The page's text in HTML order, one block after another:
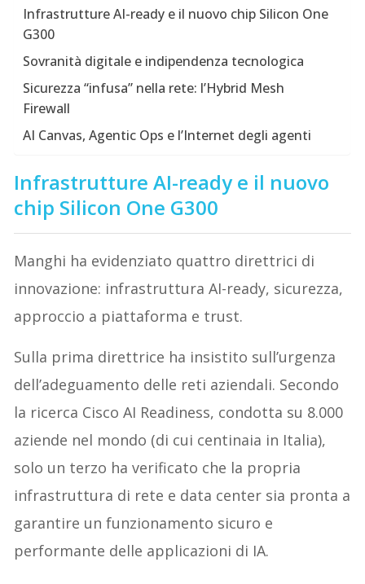
Infrastrutture AI-ready e il nuovo chip Silicon One
G300
Sovranità digitale e indipendenza tecnologica
Sicurezza “infusa” nella rete: l’Hybrid Mesh
Firewall
AI Canvas, Agentic Ops e l’Internet degli agenti
Infrastrutture AI-ready e il nuovo
chip Silicon One G300
Manghi ha evidenziato quattro direttrici di
innovazione: infrastruttura AI-ready, sicurezza,
approccio a piattaforma e trust.
Sulla prima direttrice ha insistito sull’urgenza
dell’adeguamento delle reti aziendali. Secondo
la ricerca Cisco AI Readiness, condotta su 8.000
aziende nel mondo (di cui centinaia in Italia),
solo un terzo ha verificato che la propria
infrastruttura di rete e data center sia pronta a
garantire un funzionamento sicuro e
performante delle applicazioni di IA.